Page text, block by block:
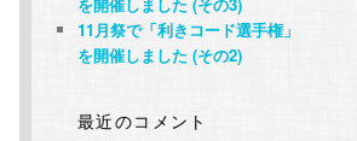
11月祭で「利きコード選手権」
を開催しました (その2)
最近のコメント